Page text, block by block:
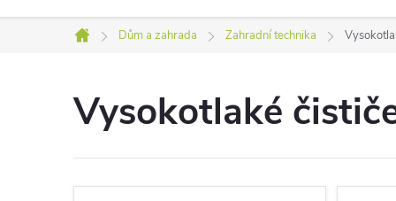
Domů
Dům a zahrada Zahradní technika
Vysokotlaké